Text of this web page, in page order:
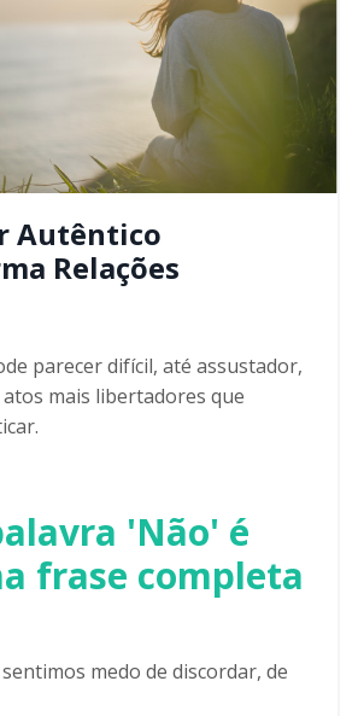
Autêntico
Relações
parecer difícil, até assustador,
atos mais libertadores que
'Não' é
frase completa
medo de discordar, de